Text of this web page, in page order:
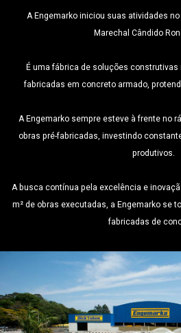
A Engemarko iniciou suas atividades
Marechal Cândido
É uma fábrica de soluções construtivas
fabricadas em concreto armado,
A Engemarko sempre esteve à frente no
obras pré-fabricadas, investindo
produtivos.
A busca contínua pela excelência e
m² de obras executadas, a Engemarko se
fabricadas de